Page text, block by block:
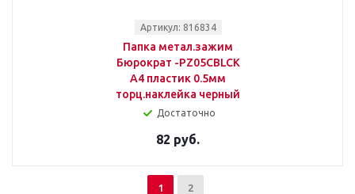
Артикул: 816834
Папка метал.зажим
Бюрократ -PZ05CBLCK
A4 пластик 0.5мм
торц.наклейка черный
Достаточно
82 руб.
1 2